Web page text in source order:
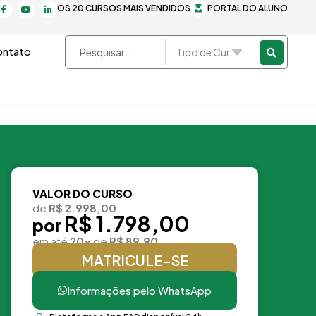
PORTAL DO ALUNO
OS 20 CURSOS MAIS VENDIDOS
F
a
o
o
e
i
Pesquisar
...
VALOR DO CURSO
de R$ 2.998,00
por R$ 1.798,00
em até20xdeR$ 89,90
MATRICULE-SE
Informações pelo WhatsApp